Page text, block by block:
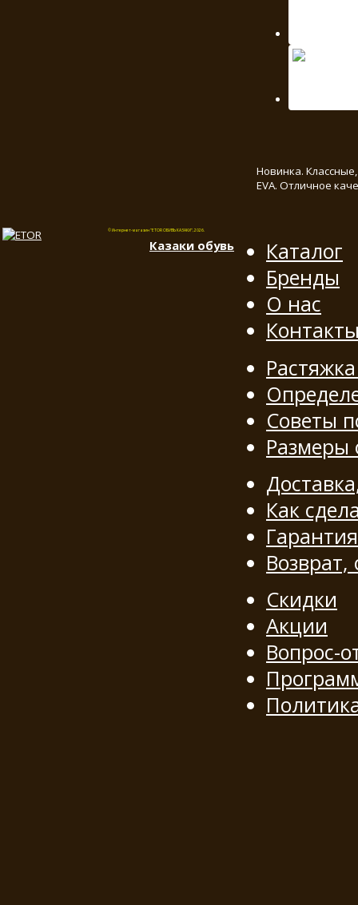
Новинка.
EVA. Отличное
© Интернет-магазин "ETOR ОБУВЬ КАЗАКИ", 2026.
Казаки обувь
Каталог
Бренды
О нас
Советы
Как
Гарантия
Скидки
Акции
Вопрос-